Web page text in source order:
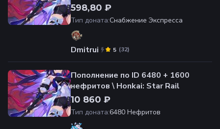
598,80 ₽
Тип доната:Снабжение Экспресса
Dmitrui (32)
5
Пополнение по ID 6480 + 1600
нефритов \ Honkai: Star Rail
10 860 ₽
Тип доната:6480 Нефритов